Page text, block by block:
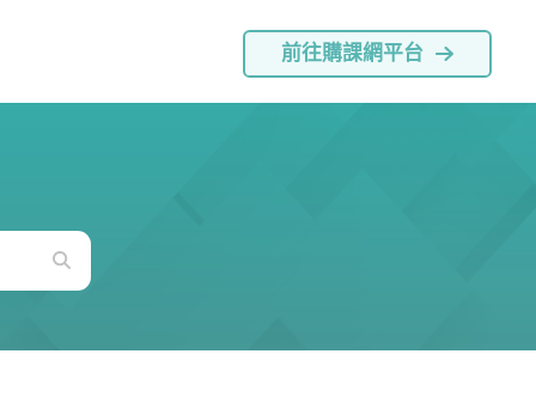
前往購課網平台